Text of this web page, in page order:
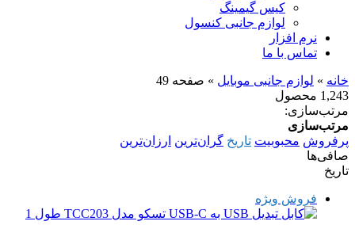
کیس گیمینگ
لوازم جانبی کنسول
نرم افزار
تماس با ما
خانه » لوازم جانبی موبایل » صفحه 49
1,243 محصول
مرتب‌سازی:
مرتب‌سازی
پرفروش محبوبیت تاریخ گران‌ترین ارزان‌ترین
صافی‌ها
تاریخ
فروش ویژه